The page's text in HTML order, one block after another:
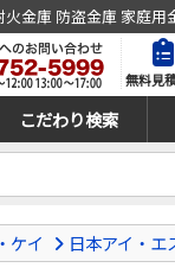
金庫 防盗金庫 家庭用
無料見
こだわり検索
ケイ 日本アイ・